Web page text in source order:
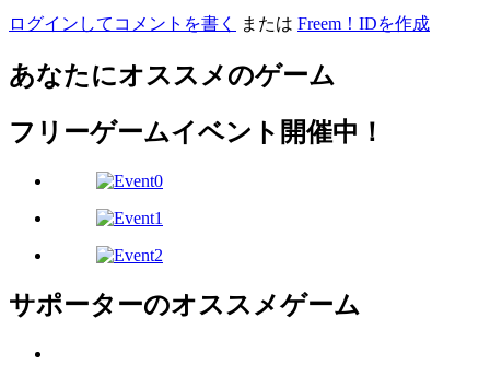
ログインしてコメントを書く または Freem！IDを作成
あなたにオススメのゲーム
フリーゲームイベント開催中！
サポーターのオススメゲーム